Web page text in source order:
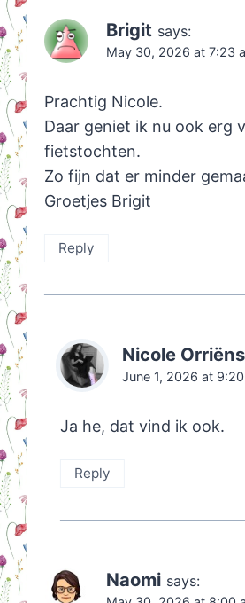
Brigit says:
May 30, 2026 at 7:23
Prachtig Nicole.
Daar geniet ik nu ook erg
fietstochten.
Zo fijn dat er minder
Groetjes Brigit
Reply
Nicole Orriëns
June 1, 2026 at
Ja he, dat vind ik ook.
Reply
Naomi says: